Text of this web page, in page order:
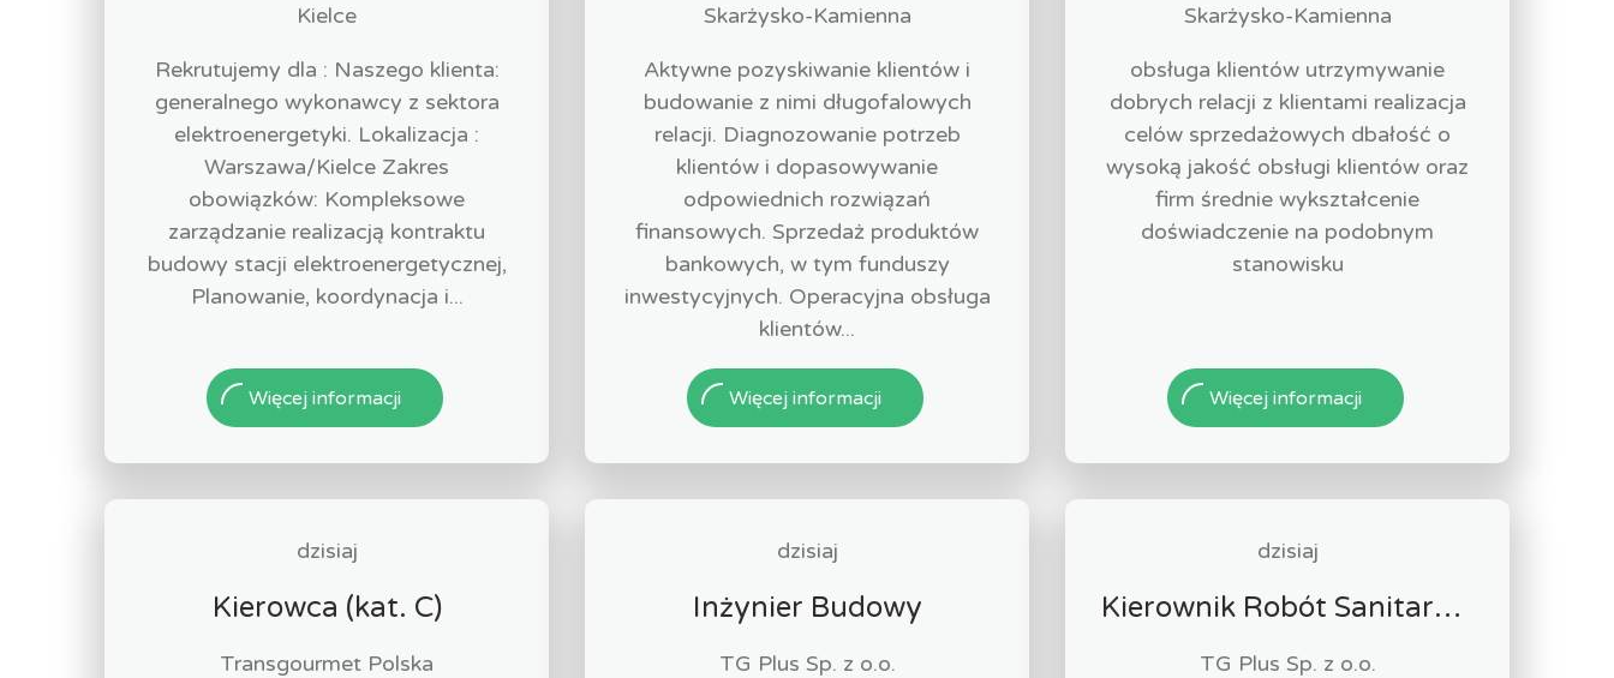
Kielce
Rekrutujemy dla : Naszego klienta:
generalnego wykonawcy z sektora
elektroenergetyki. Lokalizacja :
Warszawa/Kielce Zakres
obowiązków: Kompleksowe
zarządzanie realizacją kontraktu
budowy stacji elektroenergetycznej,
Planowanie, koordynacja i...
Więcej informacji
Skarżysko-Kamienna
Aktywne pozyskiwanie klientów i
budowanie z nimi długofalowych
relacji. Diagnozowanie potrzeb
klientów i dopasowywanie
odpowiednich rozwiązań
finansowych. Sprzedaż produktów
bankowych, w tym funduszy
inwestycyjnych. Operacyjna obsługa
klientów...
Więcej informacji
Skarżysko-Kamienna
obsługa klientów utrzymywanie
dobrych relacji z klientami realizacja
celów sprzedażowych dbałość o
wysoką jakość obsługi klientów oraz
firm średnie wykształcenie
doświadczenie na podobnym
stanowisku
Więcej informacji
dzisiaj
Kierowca (kat. C)
Transgourmet Polska
dzisiaj
Inżynier Budowy
TG Plus Sp. z o.o.
dzisiaj
Kierownik Robót Sanitarnych
TG Plus Sp. z o.o.